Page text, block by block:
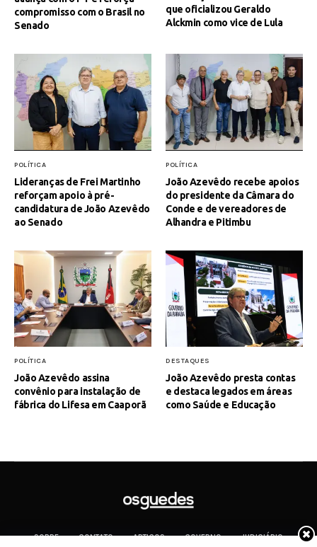
compromisso com o Brasil no
Senado
que oficializou Geraldo
Alckmin como vice de Lula
POLÍTICA
Lideranças de Frei Martinho
reforçam apoio à pré-
candidatura de João Azevêdo
ao Senado
POLÍTICA
João Azevêdo recebe apoios
do presidente da Câmara do
Conde e de vereadores de
Alhandra e Pitimbu
POLÍTICA
João Azevêdo assina
convênio para instalação de
fábrica do Lifesa em Caaporã
DESTAQUES
João Azevêdo presta contas
e destaca legados em áreas
como Saúde e Educação
SOBRE CONTATO ARTIGOS GOVERNO JUDICIÁRIO